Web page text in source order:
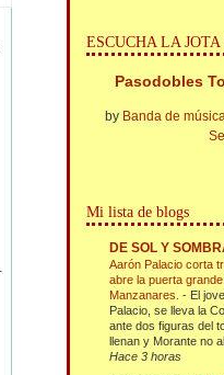
ESCUCHA LA
Pasodobles
by Banda de
Mi lista de blogs
DE SOL Y
Aarón Palacio corta
abre la puerta
Manzanares.- El
Palacio, se lleva la
ante dos figuras del
llenan y Morante no
Hace 3 horas